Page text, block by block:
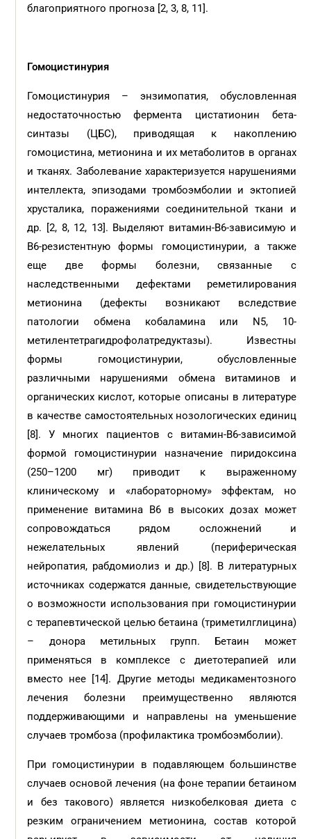
благоприятного прогноза [2, 3, 8, 11].
Гомоцистинурия
Гомоцистинурия – энзимопатия, обусловленная
недостаточностью фермента цистатионин бета-
синтазы (ЦБС), приводящая к накоплению
гомоцистина, метионина и их метаболитов в органах
и тканях. Заболевание характеризуется нарушениями
интеллекта, эпизодами тромбоэмболии и эктопией
хрусталика, поражениями соединительной ткани и
др. [2, 8, 12, 13]. Выделяют витамин-В6-зависимую и
В6-резистентную формы гомоцистинурии, а также
еще две формы болезни, связанные с
наследственными дефектами реметилирования
метионина (дефекты возникают вследствие
патологии обмена кобаламина или N5, 10-
метилентетрагидрофолатредуктазы). Известны
формы гомоцистинурии, обусловленные
различными нарушениями обмена витаминов и
органических кислот, которые описаны в литературе
в качестве самостоятельных нозологических единиц
[8]. У многих пациентов c витамин-В6-зависимой
формой гомоцистинурии назначение пиридоксина
(250–1200 мг) приводит к выраженному
клиническому и «лабораторному» эффектам, но
применение витамина В6 в высоких дозах может
сопровождаться рядом осложнений и
нежелательных явлений (периферическая
нейропатия, рабдомиолиз и др.) [8]. В литературных
источниках содержатся данные, свидетельствующие
о возможности использования при гомоцистинурии
с терапевтической целью бетаина (триметилглицина)
– донора метильных групп. Бетаин может
применяться в комплексе с диетотерапией или
вместо нее [14]. Другие методы медикаментозного
лечения болезни преимущественно являются
поддерживающими и направлены на уменьшение
случаев тромбоза (профилактика тромбоэмболии).
При гомоцистинурии в подавляющем большинстве
случаев основой лечения (на фоне терапии бетаином
и без такового) является низкобелковая диета с
резким ограничением метионина, состав которой